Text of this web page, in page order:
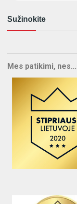
Sužinokite
Mes patikimi, nes...